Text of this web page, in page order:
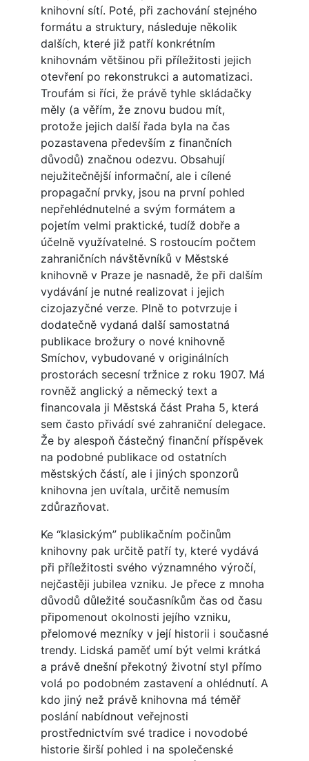
knihovní sítí. Poté, při zachování stejného
formátu a struktury, následuje několik
dalších, které již patří konkrétním
knihovnám většinou při příležitosti jejich
otevření po rekonstrukci a automatizaci.
Troufám si říci, že právě tyhle skládačky
měly (a věřím, že znovu budou mít,
protože jejich další řada byla na čas
pozastavena především z finančních
důvodů) značnou odezvu. Obsahují
nejužitečnější informační, ale i cílené
propagační prvky, jsou na první pohled
nepřehlédnutelné a svým formátem a
pojetím velmi praktické, tudíž dobře a
účelně využívatelné. S rostoucím počtem
zahraničních návštěvníků v Městské
knihovně v Praze je nasnadě, že při dalším
vydávání je nutné realizovat i jejich
cizojazyčné verze. Plně to potvrzuje i
dodatečně vydaná další samostatná
publikace brožury o nové knihovně
Smíchov, vybudované v originálních
prostorách secesní tržnice z roku 1907. Má
rovněž anglický a německý text a
financovala ji Městská část Praha 5, která
sem často přivádí své zahraniční delegace.
Že by alespoň částečný finanční příspěvek
na podobné publikace od ostatních
městských částí, ale i jiných sponzorů
knihovna jen uvítala, určitě nemusím
zdůrazňovat.
Ke “klasickým” publikačním počinům
knihovny pak určitě patří ty, které vydává
při příležitosti svého významného výročí,
nejčastěji jubilea vzniku. Je přece z mnoha
důvodů důležité současníkům čas od času
připomenout okolnosti jejího vzniku,
přelomové mezníky v její historii i současné
trendy. Lidská paměť umí být velmi krátká
a právě dnešní překotný životní styl přímo
volá po podobném zastavení a ohlédnutí. A
kdo jiný než právě knihovna má téměř
poslání nabídnout veřejnosti
prostřednictvím své tradice i novodobé
historie širší pohled i na společenské